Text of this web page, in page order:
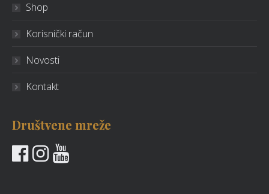
Shop
Korisnički račun
Novosti
Kontakt
Društvene mreže